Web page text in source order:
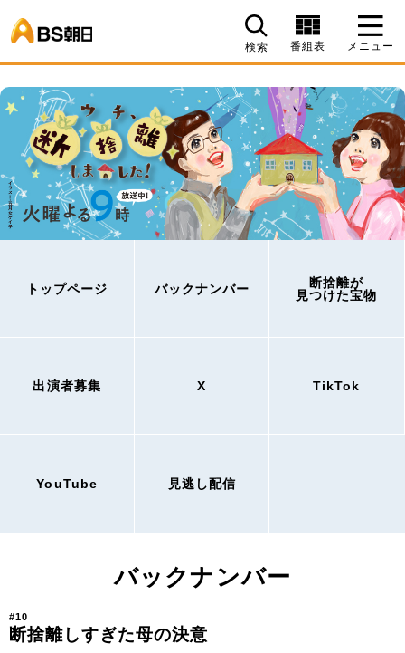
検索 番組表 メニュー
トップページ バックナンバー
断捨離が
見つけた宝物
出演者募集 X TikTok
YouTube 見逃し配信
バックナンバー
#10
断捨離しすぎた母の決意